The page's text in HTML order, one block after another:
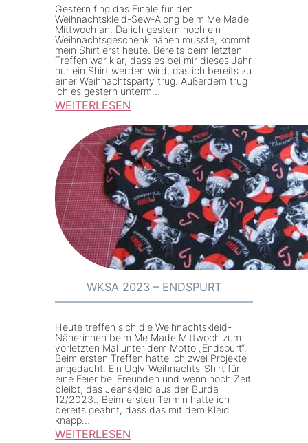
K
S
A
2
0
2
4
i
d
B
u
r
d
y
l
e
0
1
7
#
1
2
0
Gestern fing das Finale für den
Weihnachtskleid-Sew-Along beim Me Made
Mittwoch an. Da ich gestern noch ein
Weihnachtsgeschenk nähen musste, kommt
mein Shirt erst heute. Bereits beim letzten
Treffen war klar, dass es bei mir dieses Jahr
nur ein Shirt werden wird, das ich bereits zu
einer Weihnachtsparty trug. Außerdem trug
ich es gestern unterm…
WEITERLESEN
S
A
2
0
F
n
a
l
e
WKSA 2023 – ENDSPURT
Heute treffen sich die Weihnachtskleid-
Näherinnen beim Me Made Mittwoch zum
vorletzten Mal unter dem Motto „Endspurt“.
Beim ersten Treffen hatte ich zwei Projekte
angedacht. Ein Ugly-Weihnachts-Shirt für
eine Feier bei Freunden und wenn noch Zeit
bleibt, das Jeanskleid aus der Burda
12/2023.. Beim ersten Termin hatte ich
bereits geahnt, dass das mit dem Kleid
knapp…
WEITERLESEN